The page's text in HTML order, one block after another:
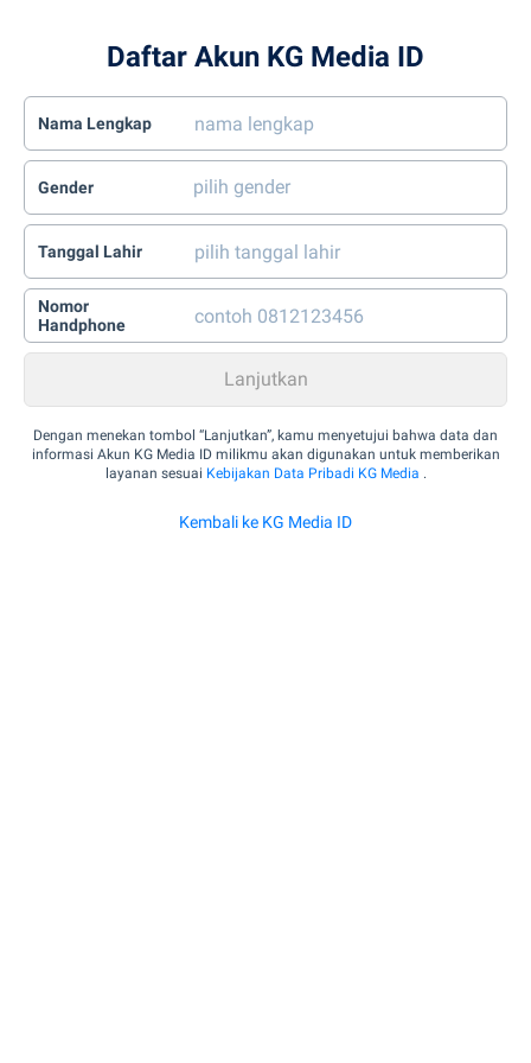
Daftar Akun KG Media ID
Nama Lengkap
Gender
Tanggal Lahir
Nomor
Handphone
Dengan menekan tombol “Lanjutkan”, kamu menyetujui bahwa data dan
informasi Akun KG Media ID milikmu akan digunakan untuk memberikan
layanan sesuai Kebijakan Data Pribadi KG Media .
Kembali ke KG Media ID